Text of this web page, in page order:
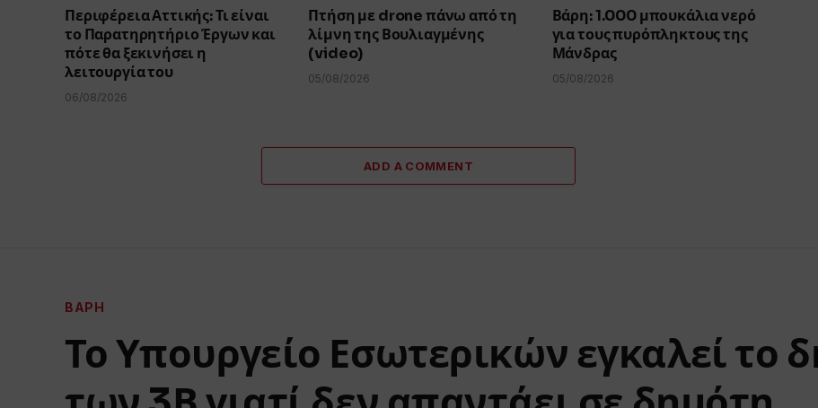
Περιφέρεια Αττικής: Τι είναι
το Παρατηρητήριο Έργων και
πότε θα ξεκινήσει η
λειτουργία του
06/08/2026
Πτήση με drone πάνω από τη
λίμνη της Βουλιαγμένης
(video)
05/08/2026
Βάρη: 1.000 μπουκάλια νερό
για τους πυρόπληκτους της
Μάνδρας
05/08/2026
ADD A COMMENT
ΒΆΡΗ
Το Υπουργείο Εσωτερικών εγκαλεί το